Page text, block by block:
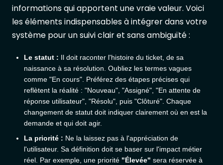
informations qui apportent une vraie valeur. Voici
les éléments indispensables à intégrer dans votre
système pour un suivi clair et sans ambiguïté :
Le statut : Il doit raconter l'histoire du ticket, de sa
naissance à sa résolution. Oubliez les termes vagues
comme "En cours". Préférez des étapes précises qui
reflètent la réalité : "Nouveau", "Assigné", "En attente de
réponse utilisateur", "Résolu", puis "Clôturé". Chaque
changement de statut doit indiquer clairement où en est la
demande et qui doit agir.
La priorité : Ne la laissez pas à l'appréciation de
l'utilisateur. Sa définition doit se baser sur l'impact métier
réel. Par exemple, une priorité "Élevée" sera réservée à